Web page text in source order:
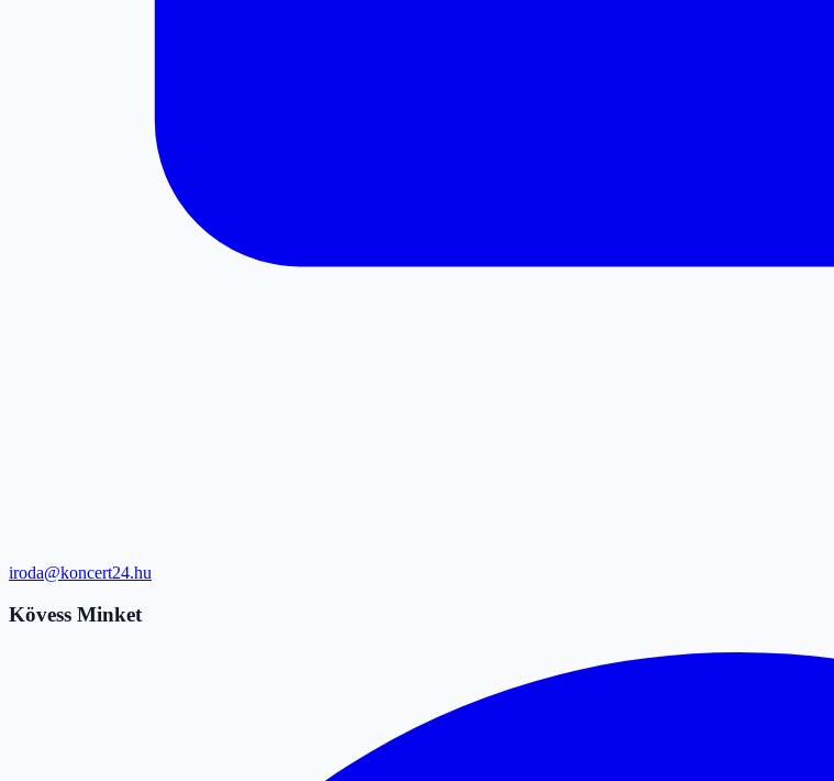
iroda@koncert24.hu
Kövess Minket